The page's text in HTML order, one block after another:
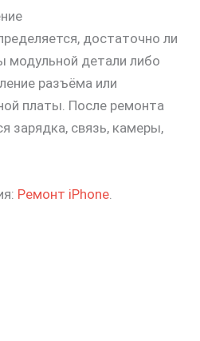
достаточно ли
модульной детали либо
разъёма или
платы. После ремонта
зарядка, связь, камеры,
Ремонт iPhone.